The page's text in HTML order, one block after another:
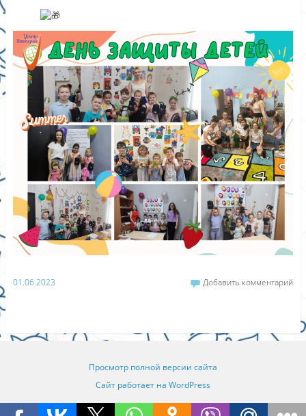
01.06.2023 Добавить комментарий
Просмотр полной версии сайта
Сайт работает на WordPress